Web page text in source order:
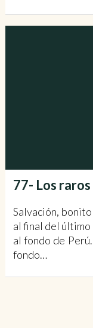
77- Los
Salvación,
al final del
al fondo de
fondo…